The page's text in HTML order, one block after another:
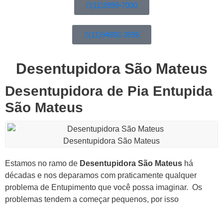
(11)3999-7000
(11)94892-3595
Desentupidora São Mateus
Desentupidora de Pia Entupida
São Mateus
Desentupidora São Mateus
Estamos no ramo de Desentupidora São Mateus há
décadas e nos deparamos com praticamente qualquer
problema de Entupimento que você possa imaginar. Os
problemas tendem a começar pequenos, por isso